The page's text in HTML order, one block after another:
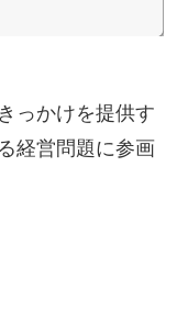
っかけを提供す
経営問題に参画